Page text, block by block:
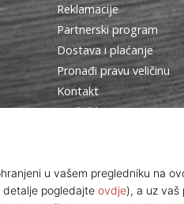
Reklamacije
Partnerski program
Dostava i plaćanje
Pronađi pravu veličinu
Kontakt
Najčešća pitanja